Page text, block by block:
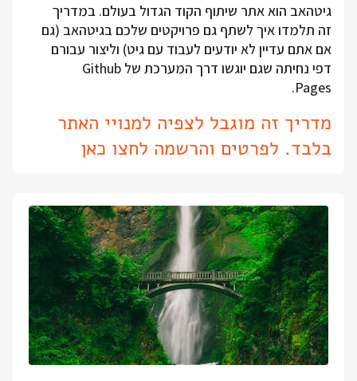
גיטהאב הוא אתר שיתוף הקוד הגדול בעולם. במדריך
זה תלמדו איך לשתף גם פרויקטים שלכם בגיטהאב (גם
אם אתם עדיין לא יודעים לעבוד עם גיט) וליצור עבורם
דפי נחיתה שגם יוגשו דרך המערכת של Github
Pages.
מדריך זה מוגבל לצפיה למנויי האתר
בלבד. לפרטים והרשמה לחצו כאן